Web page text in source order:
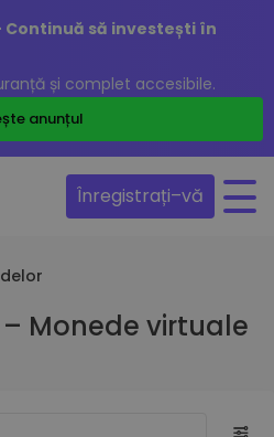
să investești în
și complet accesibile.
anunțul
Înregistrați–vă
Monede virtuale